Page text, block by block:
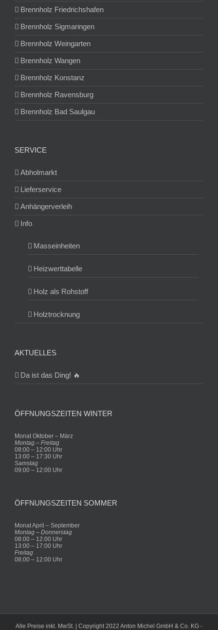
Brennholz Friedrichshafen
Brennholz Sigmaringen
Brennholz Weingarten
Brennholz Wangen
Brennholz Konstanz
Brennholz Ravensburg
Brennholz Bad Saulgau
SERVICE
Abholmarkt
Lieferservice
Anhängerverleih
Info
Masseinheiten
Heizwerttabelle
Holz als Rohstoff
Holztrocknung
AKTUELLES
Da ist das Ding! 🔥
ÖFFNUNGSZEITEN WINTER
Monat Oktober – März
Montag – Freitag
08:00 – 12:00 Uhr
13:00 – 17:30 Uhr
Samstag
09:00 – 12:00 Uhr
ÖFFNUNGSZEITEN SOMMER
Monat April – September
Montag – Donnerstag
08:00 – 12:00 Uhr
13:00 – 17:00 Uhr
Freitag
08:00 – 12:00 Uhr
Alle Preise inkl. MwSt. | Copyright 2022 Anton Michel GmbH & Co. KG -